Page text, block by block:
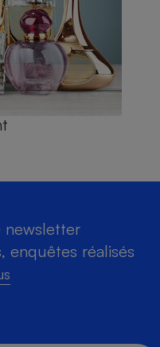
newsletter
enquêtes réalisés